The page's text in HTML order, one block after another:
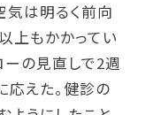
気は明るく前向
上もかかってい
の見直しで2週
応えた。健診の